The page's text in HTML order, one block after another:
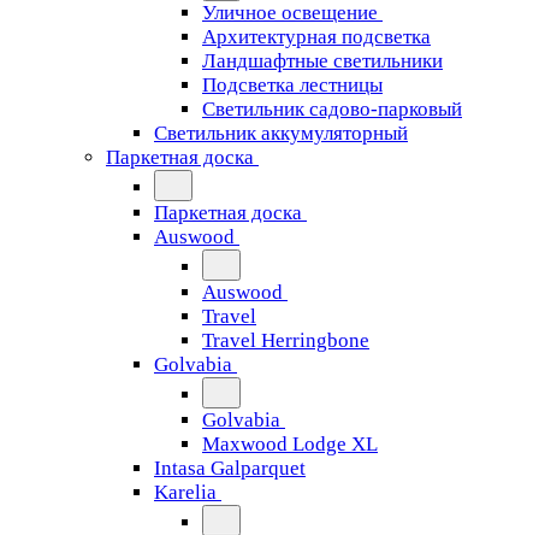
Уличное освещение
Архитектурная подсветка
Ландшафтные светильники
Подсветка лестницы
Светильник садово-парковый
Светильник аккумуляторный
Паркетная доска
Паркетная доска
Auswood
Auswood
Travel
Travel Herringbone
Golvabia
Golvabia
Maxwood Lodge XL
Intasa Galparquet
Karelia